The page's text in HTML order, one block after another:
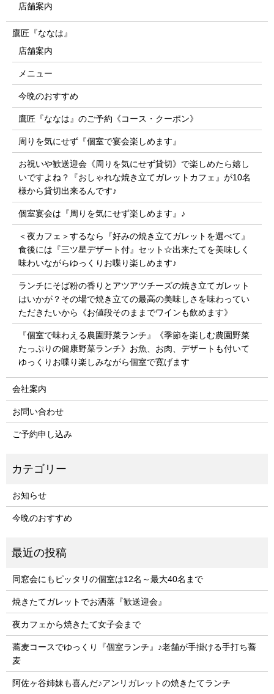
店舗案内
鷹匠『ななは』
店舗案内
メニュー
今晩のおすすめ
鷹匠『ななは』のご予約《コース・クーポン》
周りを気にせず『個室で宴会楽しめます』
お祝いや歓送迎会《周りを気にせず貸切》で楽しめたら嬉し
いですよね？『おしゃれな焼き立てガレットカフェ』が10名
様から貸切出来るんです♪
個室宴会は『周りを気にせず楽しめます』♪
＜夜カフェ＞するなら『好みの焼き立てガレットを選べて』
食後には『三ツ星デザート付』セット☆出来たてを美味しく
味わいながらゆっくりお喋り楽しめます♪
ランチにそば粉の香りとアツアツチーズの焼き立てガレット
はいかが？その場で焼き立ての最高の美味しさを味わってい
ただきたいから《お値段そのままでワインも飲めます》
『個室で味わえる農園野菜ランチ』《季節を楽しむ農園野菜
たっぷりの健康野菜ランチ》お魚、お肉、デザートも付いて
ゆっくりお喋り楽しみながら個室で寛げます
会社案内
お問い合わせ
ご予約申し込み
お知らせ
今晩のおすすめ
同窓会にもピッタリの個室は12名～最大40名まで
焼きたてガレットでお洒落『歓送迎会』
夜カフェから焼きたて女子会まで
蕎麦コースでゆっくり『個室ランチ』♪老舗が手掛ける手打ち蕎
麦
阿佐ヶ谷姉妹も喜んだ♪アンリガレットの焼きたてランチ